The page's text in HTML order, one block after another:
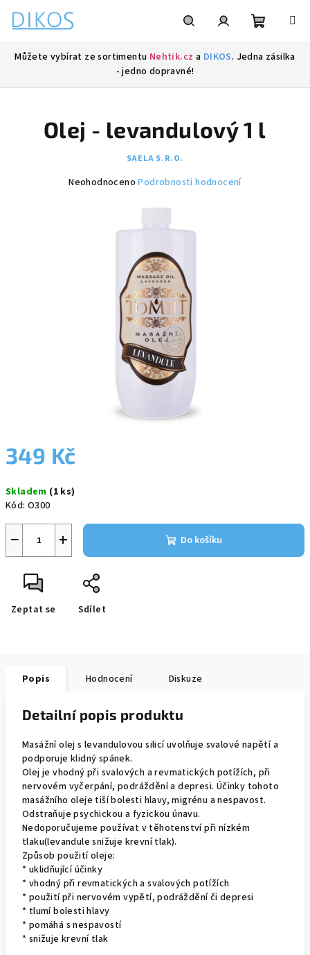
obsah
Můžete vybírat ze sortimentu Nehtik.cz a DIKOS. Jedna zásilka
- jedno dopravné!
349 Kč
cena:
Skladem (1 ks)
Kód: O300
+
− Do košíku
Zeptat se Sdílet
Olej - levandulový 1 l
SAELA S.R.O.
Průměrné
Neohodnoceno Podrobnosti hodnocení
Popis Hodnocení Diskuze
Detailní popis produktu
Masážní olej s levandulovou silicí uvolňuje svalové napětí a
podporuje klidný spánek.
Olej je vhodný při svalových a revmatických potížích, při
nervovém vyčerpání, podráždění a depresi. Účinky tohoto
masážního oleje tiší bolesti hlavy, migrénu a nespavost.
Odstraňuje psychickou a fyzickou únavu.
Nedoporučujeme používat v těhotenství při nízkém
tlaku(levandule snižuje krevní tlak).
Způsob použití oleje:
* uklidňující účinky
* vhodný při revmatických a svalových potížích
* použití při nervovém vypětí, podráždění či depresi
* tlumí bolesti hlavy
* pomáhá s nespavostí
* snižuje krevní tlak